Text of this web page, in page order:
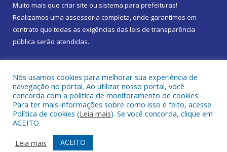
Muito mais que criar site ou sistema para prefeituras!
Realizamos uma assessoria completa, onde garantimos em
contrato que todas as exigências das leis de transparência
pública serão atendidas.
Todos os direitos reservados a Câmara Municipal de Marapanim.
Mapa do Site
Acessar Área Administrativa
Nós usamos cookies para melhorar sua experiência de
navegação no portal. Ao utilizar nosso portal, você
concorda com a política de monitoramento de cookies.
Para ter mais informações sobre como isso é feito, acesse
Política de cookies (Leia mais). Se você concorda, clique em
ACEITO.
Leia mais
ACEITO